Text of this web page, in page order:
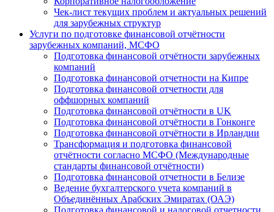
Чек-лист текущих проблем и актуальных решений
для зарубежных структур
Услуги по подготовке финансовой отчётности
зарубежных компаний, МСФО
Подготовка финансовой отчётности зарубежных
компаний
Подготовка финансовой отчетности на Кипре
Подготовка финансовой отчетности для
оффшорных компаний
Подготовка финансовой отчётности в UK
Подготовка финансовой отчётности в Гонконге
Подготовка финансовой отчётности в Ирландии
Трансформация и подготовка финансовой
отчётности согласно МСФО (Международные
стандарты финансовой отчётности)
Подготовка финансовой отчетности в Белизе
Ведение бухгалтерского учета компаний в
Объединённых Арабских Эмиратах (ОАЭ)
Подготовка финансовой и налоговой отчетности